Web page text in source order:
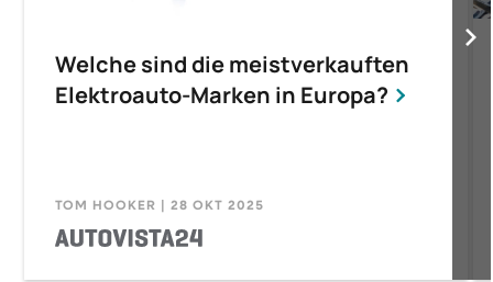
Welche sind die meistverkauften
Elektroauto-Marken in Europa?
TOM HOOKER | 28 OKT 2025